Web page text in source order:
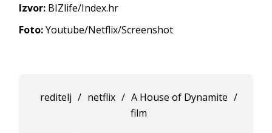
Izvor: BIZlife/Index.hr
Foto:Youtube/Netflix/Screenshot
reditelj / netflix / A House of Dynamite /
film